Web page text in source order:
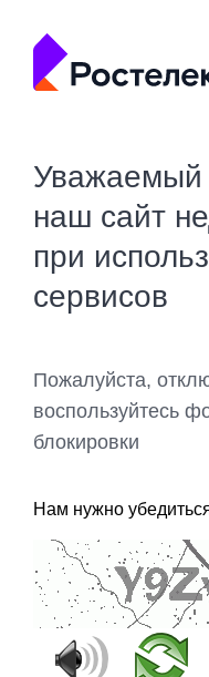
Уважаемый
наш сайт
при
сервисов
Пожалуйста,
воспользуйтесь
блокировки
Нам нужно